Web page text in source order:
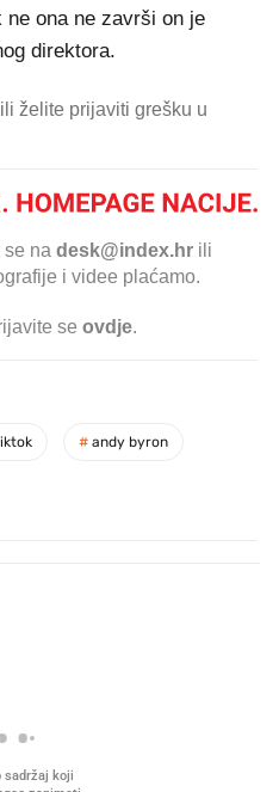
ona ne završi on je
direktora.
želite prijaviti grešku u
se na desk@index.hr ili
i videe plaćamo.
se ovdje.
# andy byron